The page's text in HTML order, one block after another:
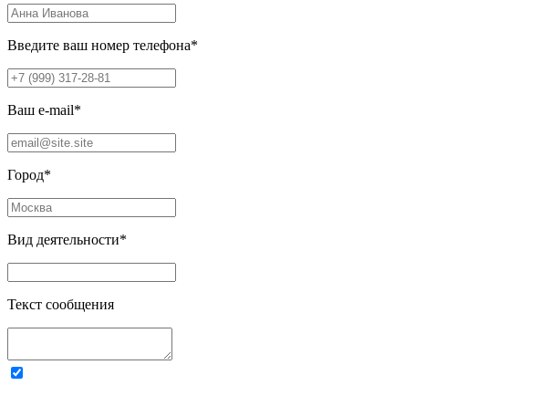
Введите ваш номер телефона*
Ваш e-mail*
Город*
Вид деятельности*
Текст сообщения